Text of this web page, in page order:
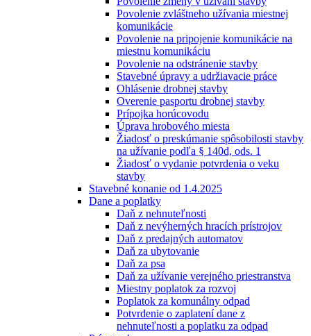
Povolenie zvláštneho užívania miestnej
komunikácie
Povolenie na pripojenie komunikácie na
miestnu komunikáciu
Povolenie na odstránenie stavby
Stavebné úpravy a udržiavacie práce
Ohlásenie drobnej stavby
Overenie pasportu drobnej stavby
Prípojka horúcovodu
Úprava hrobového miesta
Žiadosť o preskúmanie spôsobilosti stavby
na užívanie podľa § 140d, ods. 1
Žiadosť o vydanie potvrdenia o veku
stavby
Stavebné konanie od 1.4.2025
Dane a poplatky
Daň z nehnuteľnosti
Daň z nevýherných hracích prístrojov
Daň z predajných automatov
Daň za ubytovanie
Daň za psa
Daň za užívanie verejného priestranstva
Miestny poplatok za rozvoj
Poplatok za komunálny odpad
Potvrdenie o zaplatení dane z
nehnuteľnosti a poplatku za odpad